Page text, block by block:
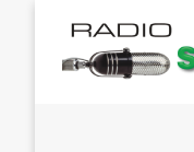
contenido